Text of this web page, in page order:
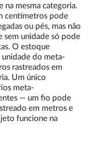
na mesma categoria.
centímetros pode
ou pés, mas não
sem unidade só pode
O estoque
do meta-
rastreados em
Um único
meta-
— um fio pode
em metros e
funcione na